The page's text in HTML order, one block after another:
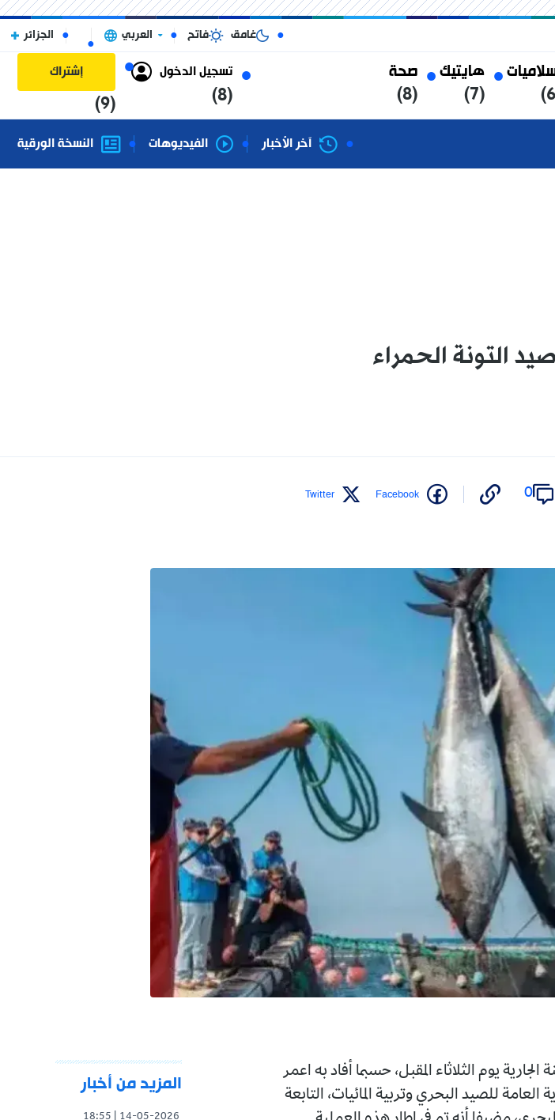
هايتيك
(7)
صحة
(8)
تسجيل الدخول
(8)
إشتراك
(9)
غامق فاتح العربي الجزائر
آخر الأخبار الفيديوهات النسخة الورقية
0
Facebook
Twitter
يوم الثلاثاء المقبل، حسبما أفاد به اعمر
العامة للصيد البحري وتربية المائيات، التابعة
المزيد من أخبار